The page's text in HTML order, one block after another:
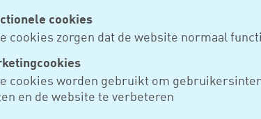
cookies
cookies zorgen dat de website normaal
cookies worden gebruikt om
en de website te verbeteren
BORG STAAN
NEGATIEF
ONZAKELIJK